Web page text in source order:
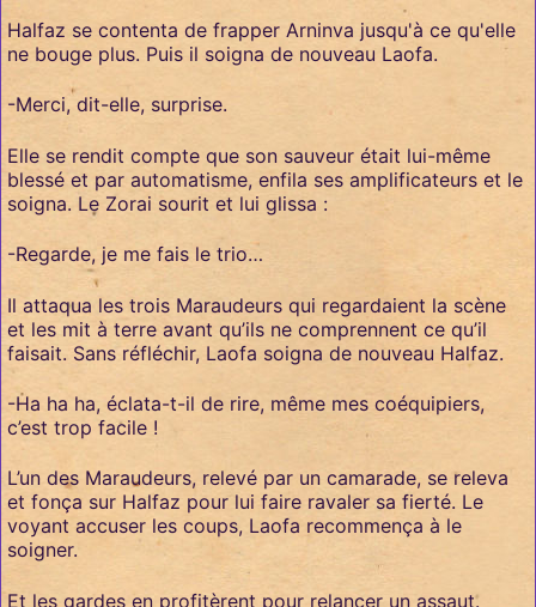
Halfaz se contenta de frapper Arninva jusqu'à ce qu'elle
ne bouge plus. Puis il soigna de nouveau Laofa.
-Merci, dit-elle, surprise.
Elle se rendit compte que son sauveur était lui-même
blessé et par automatisme, enfila ses amplificateurs et le
soigna. Le Zorai sourit et lui glissa :
-Regarde, je me fais le trio…
Il attaqua les trois Maraudeurs qui regardaient la scène
et les mit à terre avant qu’ils ne comprennent ce qu’il
faisait. Sans réfléchir, Laofa soigna de nouveau Halfaz.
-Ha ha ha, éclata-t-il de rire, même mes coéquipiers,
c’est trop facile !
L’un des Maraudeurs, relevé par un camarade, se releva
et fonça sur Halfaz pour lui faire ravaler sa fierté. Le
voyant accuser les coups, Laofa recommença à le
soigner.
Et les gardes en profitèrent pour relancer un assaut.